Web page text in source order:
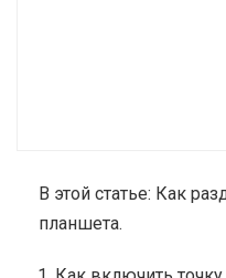
В этой статье: Как
планшета.